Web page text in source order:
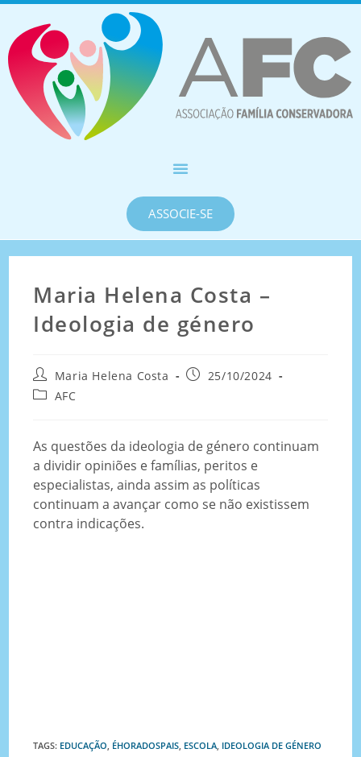
ASSOCIE-SE
Maria Helena Costa –
Ideologia de género
Maria Helena Costa
25/10/2024
AFC
As questões da ideologia de género continuam
a dividir opiniões e famílias, peritos e
especialistas, ainda assim as políticas
continuam a avançar como se não existissem
contra indicações.
TAGS: EDUCAÇÃO ÉHORADOSPAIS ESCOLA IDEOLOGIA DE GÉNERO